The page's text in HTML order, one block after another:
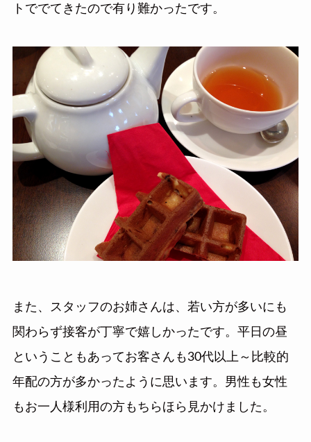
トででてきたので有り難かったです。
また、スタッフのお姉さんは、若い方が多いにも
関わらず接客が丁寧で嬉しかったです。平日の昼
ということもあってお客さんも30代以上～比較的
年配の方が多かったように思います。男性も女性
もお一人様利用の方もちらほら見かけました。